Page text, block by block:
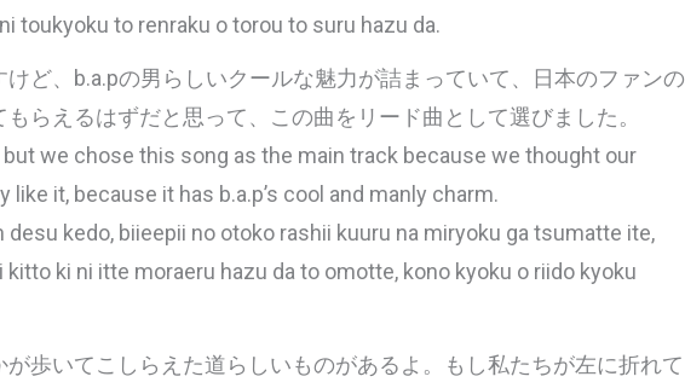
toukyoku to renraku o torou to suru hazu da.
ど、b.a.pの男らしいクールな魅力が詰まっていて、日本のファンの
らえるはずだと思って、この曲をリード曲として選びました。
we chose this song as the main track because we thought our
it, because it has b.a.p’s cool and manly charm.
desu kedo, biieepii no otoko rashii kuuru na miryoku ga tsumatte ite,
ki ni itte moraeru hazu da to omotte, kono kyoku o riido kyoku
歩いてこしらえた道らしいものがあるよ。もし私たちが左に折れて